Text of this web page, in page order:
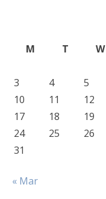
M
T W
3
4 5
10
11 12
17
18 19
24
25 26
31
« Mar